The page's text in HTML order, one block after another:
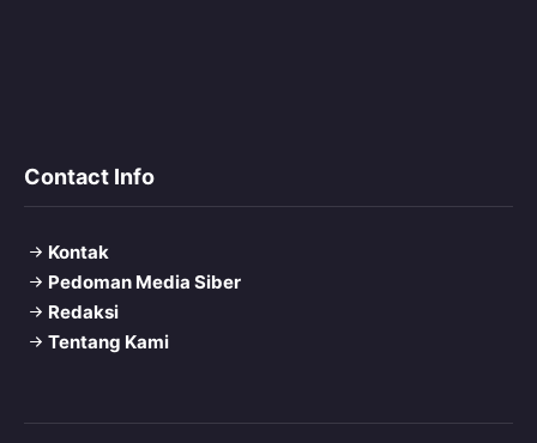
Contact Info
Kontak
Pedoman Media Siber
Redaksi
Tentang Kami